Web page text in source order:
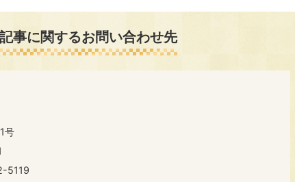
事に関するお問い合わせ先
号
5119